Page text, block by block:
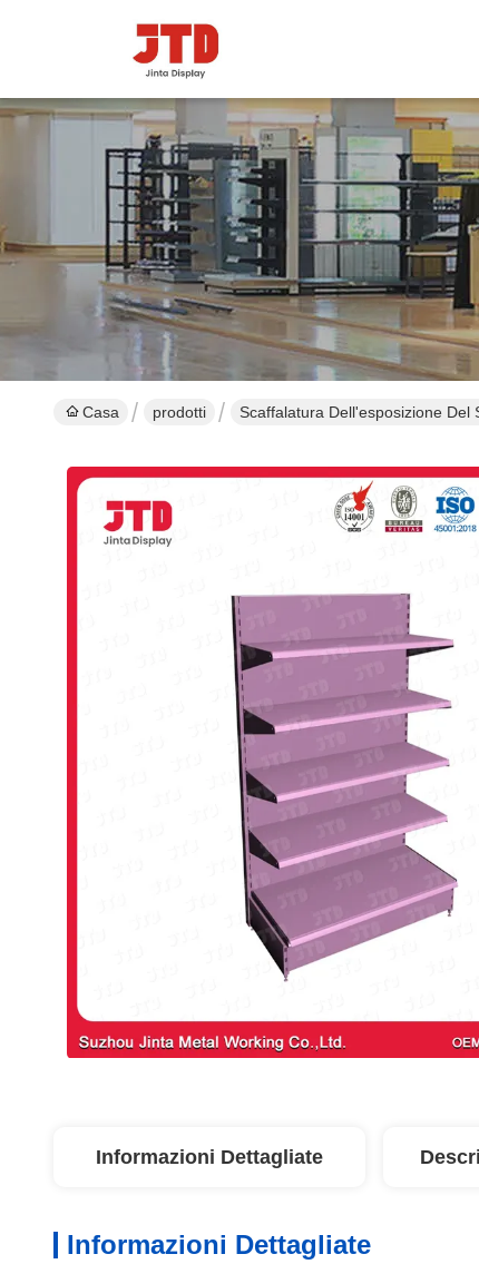
Casa prodotti Scaffalatura Dell'esposizione Del
Informazioni Dettagliate
Informazioni Dettagliate